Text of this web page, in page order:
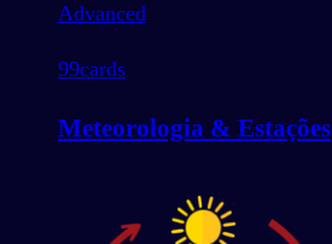
Advanced
99cards
Meteorologia & Estações